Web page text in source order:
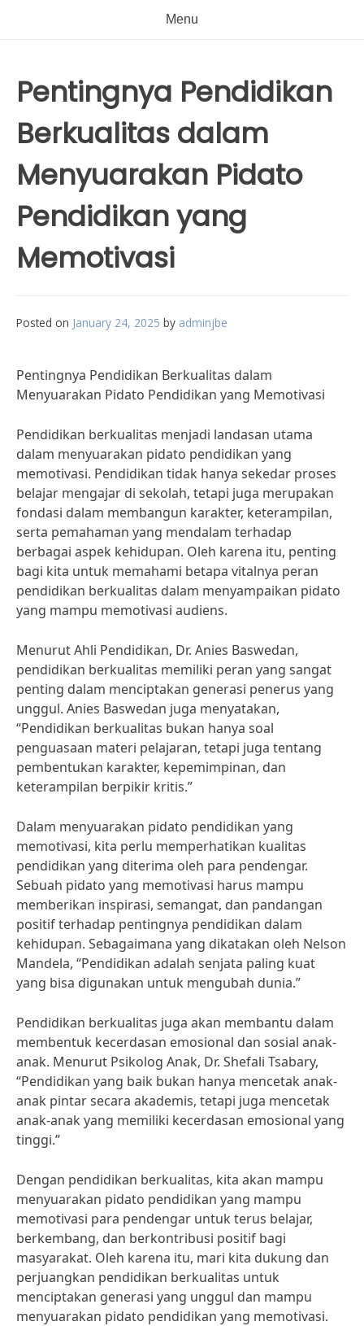
Menu
Pentingnya Pendidikan
Berkualitas dalam
Menyuarakan Pidato
Pendidikan yang
Memotivasi
Posted on January 24, 2025 by adminjbe
Pentingnya Pendidikan Berkualitas dalam
Menyuarakan Pidato Pendidikan yang Memotivasi
Pendidikan berkualitas menjadi landasan utama
dalam menyuarakan pidato pendidikan yang
memotivasi. Pendidikan tidak hanya sekedar proses
belajar mengajar di sekolah, tetapi juga merupakan
fondasi dalam membangun karakter, keterampilan,
serta pemahaman yang mendalam terhadap
berbagai aspek kehidupan. Oleh karena itu, penting
bagi kita untuk memahami betapa vitalnya peran
pendidikan berkualitas dalam menyampaikan pidato
yang mampu memotivasi audiens.
Menurut Ahli Pendidikan, Dr. Anies Baswedan,
pendidikan berkualitas memiliki peran yang sangat
penting dalam menciptakan generasi penerus yang
unggul. Anies Baswedan juga menyatakan,
“Pendidikan berkualitas bukan hanya soal
penguasaan materi pelajaran, tetapi juga tentang
pembentukan karakter, kepemimpinan, dan
keterampilan berpikir kritis.”
Dalam menyuarakan pidato pendidikan yang
memotivasi, kita perlu memperhatikan kualitas
pendidikan yang diterima oleh para pendengar.
Sebuah pidato yang memotivasi harus mampu
memberikan inspirasi, semangat, dan pandangan
positif terhadap pentingnya pendidikan dalam
kehidupan. Sebagaimana yang dikatakan oleh Nelson
Mandela, “Pendidikan adalah senjata paling kuat
yang bisa digunakan untuk mengubah dunia.”
Pendidikan berkualitas juga akan membantu dalam
membentuk kecerdasan emosional dan sosial anak-
anak. Menurut Psikolog Anak, Dr. Shefali Tsabary,
“Pendidikan yang baik bukan hanya mencetak anak-
anak pintar secara akademis, tetapi juga mencetak
anak-anak yang memiliki kecerdasan emosional yang
tinggi.”
Dengan pendidikan berkualitas, kita akan mampu
menyuarakan pidato pendidikan yang mampu
memotivasi para pendengar untuk terus belajar,
berkembang, dan berkontribusi positif bagi
masyarakat. Oleh karena itu, mari kita dukung dan
perjuangkan pendidikan berkualitas untuk
menciptakan generasi yang unggul dan mampu
menyuarakan pidato pendidikan yang memotivasi.